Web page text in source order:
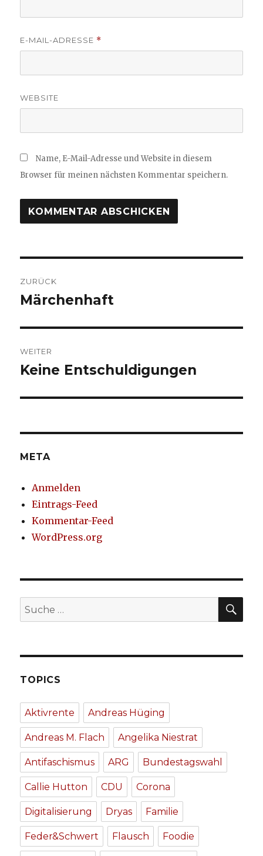
E-MAIL-ADRESSE *
WEBSITE
Name, E-Mail-Adresse und Website in diesem
Browser für meinen nächsten Kommentar speichern.
ZURÜCK
Vorheriger
Märchenhaft
WEITER
Nächster
Keine Entschuldigungen
META
Anmelden
Eintrags-Feed
Kommentar-Feed
WordPress.org
Suche
nach:
TOPICS
Aktivrente Andreas Hüging
Andreas M. Flach Angelika Niestrat
Antifaschismus ARG Bundestagswahl
Callie Hutton CDU Corona
Digitalisierung Dryas Familie
Feder&Schwert Flausch Foodie